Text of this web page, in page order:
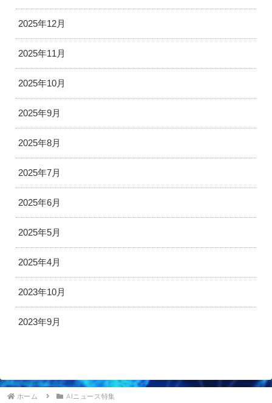
2025年12月
2025年11月
2025年10月
2025年9月
2025年8月
2025年7月
2025年6月
2025年5月
2025年4月
2023年10月
2023年9月
ホーム AIニュース特集